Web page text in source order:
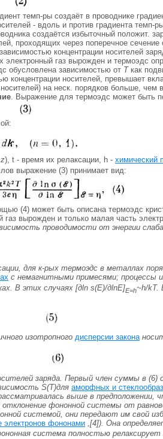
темп-ры создаёт в проводнике
- вдоль и против градиента
создаётся избыточный положит.
проходящих через поперечное
концентрации носителей
газ вырожден и термоэдс
обусловлена зависимостью от Ткак
концентрации носителей, превышает
носителей) на неск. порядков больше,
. Выражение для термоэдс может быть
), t - время их релаксации, h - химический
выражение (3) принимает вид:
(4) может быть описана термоэдс
вырожден и только малая часть
проводимости от энергии
для к-рых термоэдс в металлах
с немагнитными примесями; процессы
В этих случаях [дln s(E)/дlnE]E=h~h/kТ.
изотропного дисперсии закона
заряда. Первый член суммы в
S(Т)для аморфных и
выше в
фононной системы от
системой, они передают им свой
электронов фононами ,[4]). Она
система полностью